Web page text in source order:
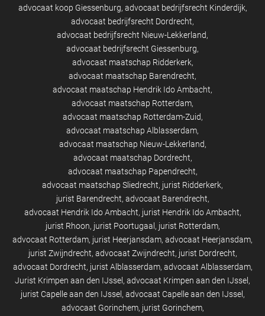
advocaat koop Giessenburg advocaat bedrijfsrecht Kinderdijk
advocaat bedrijfsrecht Dordrecht
advocaat bedrijfsrecht Nieuw-Lekkerland
advocaat bedrijfsrecht Giessenburg
advocaat maatschap Ridderkerk
advocaat maatschap Barendrecht
advocaat maatschap Hendrik Ido Ambacht
advocaat maatschap Rotterdam
advocaat maatschap Rotterdam-Zuid
advocaat maatschap Alblasserdam
advocaat maatschap Nieuw-Lekkerland
advocaat maatschap Dordrecht
advocaat maatschap Papendrecht
advocaat maatschap Sliedrecht jurist Ridderkerk
jurist Barendrecht advocaat Barendrecht
advocaat Hendrik Ido Ambacht jurist Hendrik Ido Ambacht
jurist Rhoon jurist Poortugaal
jurist Rotterdam
advocaat Rotterdam jurist Heerjansdam advocaat Heerjansdam
jurist Zwijndrecht advocaat Zwijndrecht jurist Dordrecht
advocaat Dordrecht jurist Alblasserdam advocaat Alblasserdam
Jurist Krimpen aan den IJssel advocaat Krimpen aan den IJssel
jurist Capelle aan den IJssel advocaat Capelle aan den IJssel
advocaat Gorinchem jurist Gorinchem